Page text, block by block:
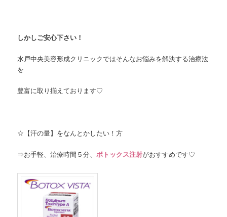
しかしご安心下さい！
水戸中央美容形成クリニックではそんなお悩みを解決する治療法
を
豊富に取り揃えております♡
☆【汗の量】をなんとかしたい！方
⇒お手軽、治療時間５分、ボトックス注射がおすすめです♡